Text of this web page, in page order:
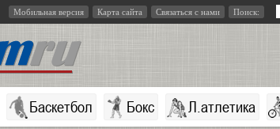
Мобильная версия Карта сайта Связаться с нами Поиск:
Баскетбол Бокс Л.атлетика